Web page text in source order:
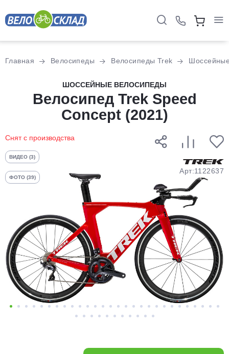
Главная Велосипеды Велосипеды Trek
ШОССЕЙНЫЕ ВЕЛОСИПЕДЫ
Велосипед Trek Speed
Concept (2021)
Снят с производства
ВИДЕО (3)
ФОТО (39)
Арт:1122637
Разбейте
оплатуна части
без переплат
График платежей
Добавляйте товары
в корзину
Оплачивайте сегодня только
25% картой любого банка
выбранный способом